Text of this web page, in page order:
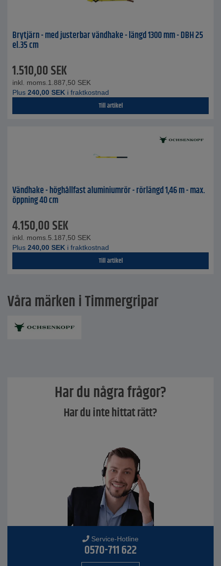
Brytjärn - med justerbar vändhake - längd 1300 mm - DBH 25
el.35 cm
1.510,00SEK
inkl. moms. 1.887,50 SEK
Plus 240,00 SEK i fraktkostnad
Till artikel
Vändhake - höghållfast aluminiumrör - rörlängd 1,46 m - max.
öppning 40 cm
4.150,00SEK
inkl. moms. 5.187,50 SEK
Plus 240,00 SEK i fraktkostnad
Till artikel
Våra märken i Timmergripar
Har du några frågor?
Har du inte hittat rätt?
Service-Hotline
0570-711 622